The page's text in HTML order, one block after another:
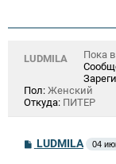
LUDMILA
Пока
Пол: Женский
Откуда: ПИТЕР
СLUDMILA 04